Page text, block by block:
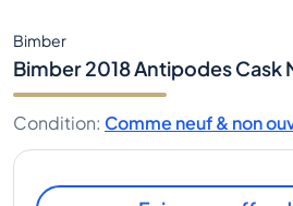
Bimber
Bimber 2018 Antipodes Cask
Condition: Comme neuf & non